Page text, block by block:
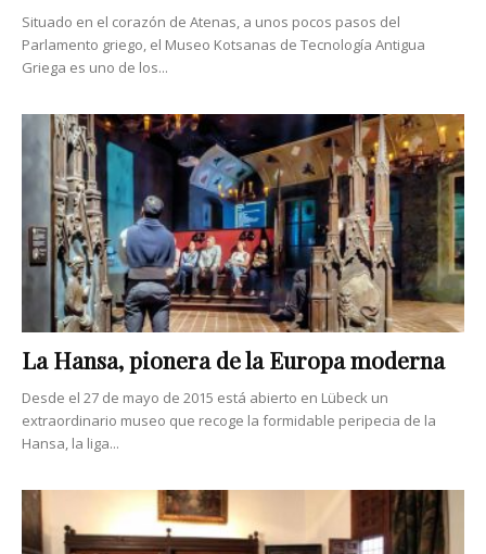
Situado en el corazón de Atenas, a unos pocos pasos del
Parlamento griego, el Museo Kotsanas de Tecnología Antigua
Griega es uno de los...
La Hansa, pionera de la Europa moderna
Desde el 27 de mayo de 2015 está abierto en Lübeck un
extraordinario museo que recoge la formidable peripecia de la
Hansa, la liga...